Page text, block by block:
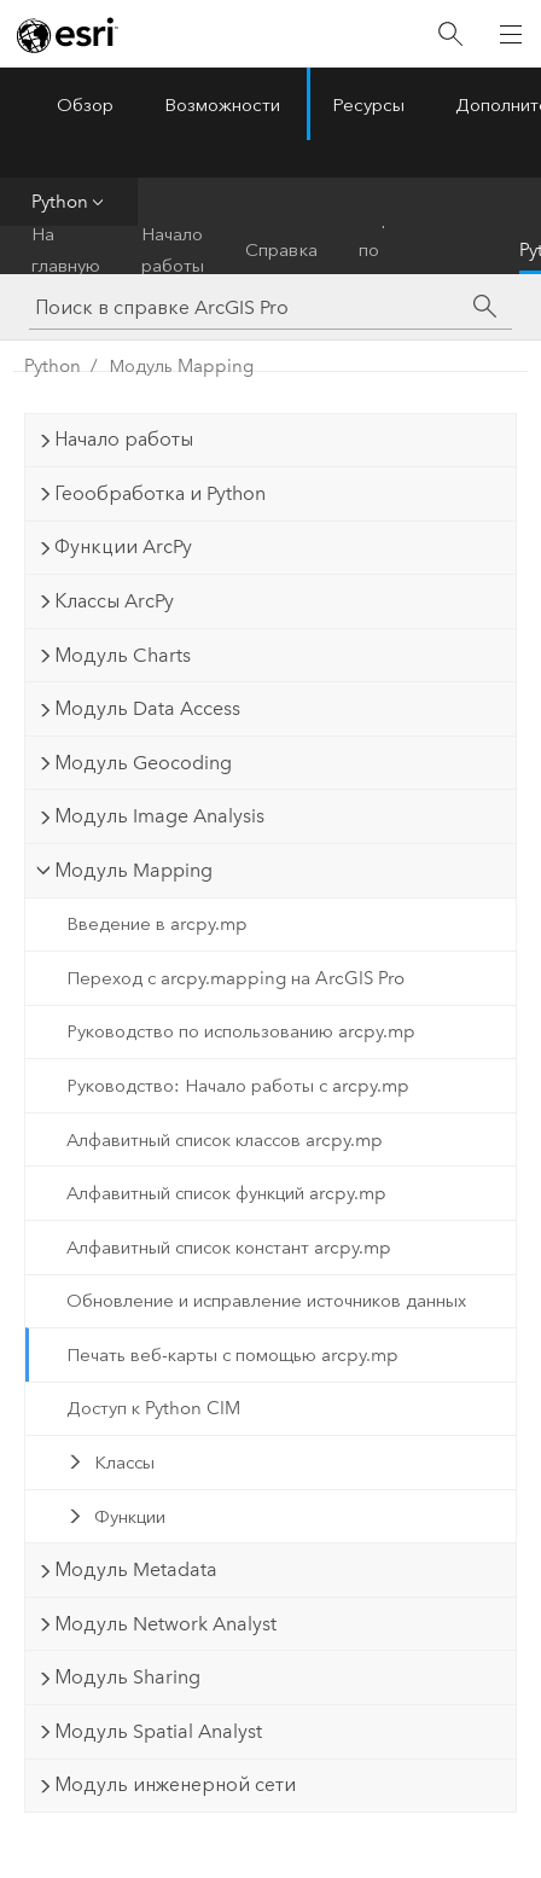
ArcGIS Pro
Обзор Возможности Ресурсы
Python
На
главную
Начало
работы
Справка
по
инструментам
Python Модуль Mapping
Начало работы
Геообработка и Python
Функции ArcPy
Классы ArcPy
Модуль Charts
Модуль Data Access
Модуль Geocoding
Модуль Image Analysis
Модуль Mapping
Введение в arcpy.mp
Переход с arcpy.mapping на ArcGIS Pro
Руководство по использованию arcpy.mp
Руководство: Начало работы с arcpy.mp
Алфавитный список классов arcpy.mp
Алфавитный список функций arcpy.mp
Алфавитный список констант arcpy.mp
Обновление и исправление источников данных
Печать веб-карты с помощью arcpy.mp
Доступ к Python CIM
Классы
Функции
Модуль Metadata
Модуль Network Analyst
Модуль Sharing
Модуль Spatial Analyst
Модуль инженерной сети